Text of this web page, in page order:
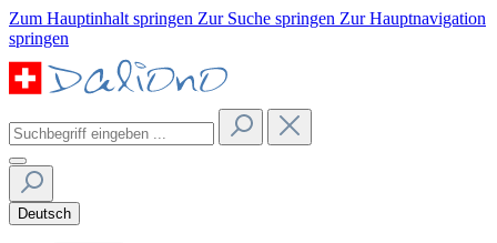
Zum Hauptinhalt springen Zur Suche springen Zur Hauptnavigation
springen
Deutsch